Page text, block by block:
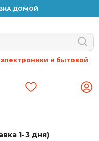
ДОМОЙ
и бытовой
1-3 дня)